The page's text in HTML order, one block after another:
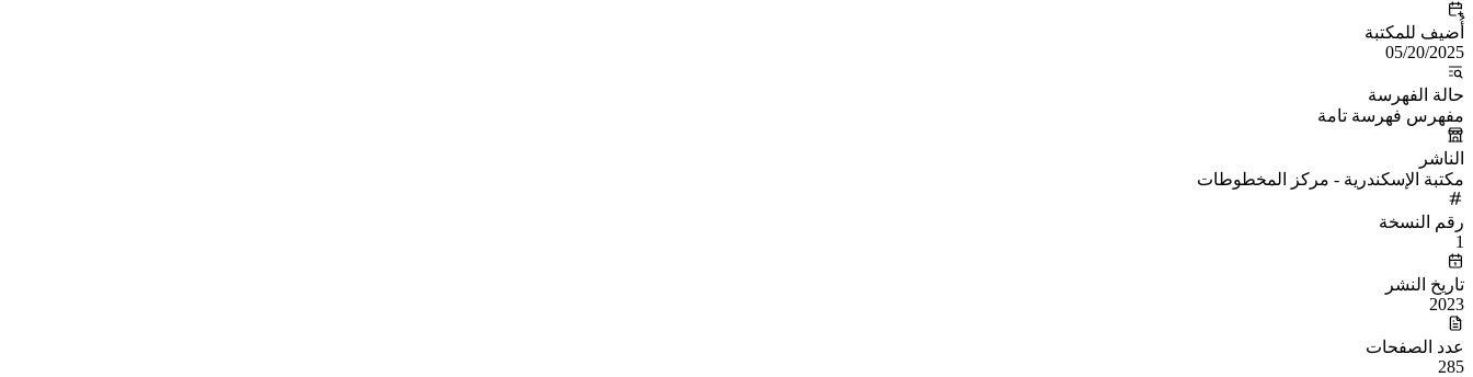
أُضيف للمكتبة
05/20/2025
حالة الفهرسة
مفهرس فهرسة تامة
الناشر
مكتبة الإسكندرية - مركز المخطوطات
رقم النسخة
1
تاريخ النشر
2023
عدد الصفحات
285